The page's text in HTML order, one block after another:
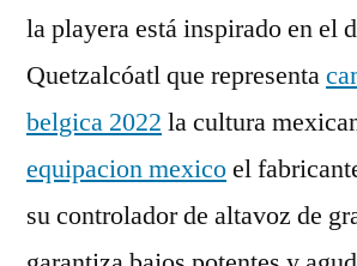
la playera está inspirado en el
Quetzalcóatl que representa
belgica 2022 la cultura
equipacion mexicoel
su controlador de altavoz de